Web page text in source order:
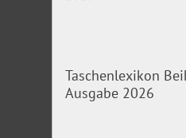
Taschenlexikon
Ausgabe 2026